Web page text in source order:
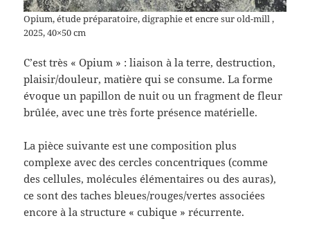
Opium, étude préparatoire, digraphie et encre sur old-mill ,
2025, 40×50 cm
C’est très « Opium » : liaison à la terre, destruction,
plaisir/douleur, matière qui se consume. La forme
évoque un papillon de nuit ou un fragment de fleur
brûlée, avec une très forte présence matérielle.
La pièce suivante est une composition plus
complexe avec des cercles concentriques (comme
des cellules, molécules élémentaires ou des auras),
ce sont des taches bleues/rouges/vertes associées
encore à la structure « cubique » récurrente.